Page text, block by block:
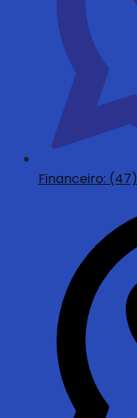
Financeiro: